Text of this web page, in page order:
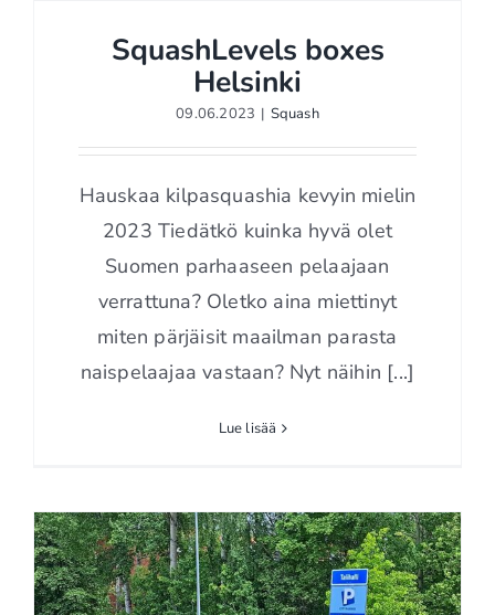
SquashLevels boxes
Helsinki
SquashLevels boxes
Helsinki
09.06.2023 | Squash
Hauskaa kilpasquashia kevyin mielin
2023 Tiedätkö kuinka hyvä olet
Suomen parhaaseen pelaajaan
verrattuna? Oletko aina miettinyt
miten pärjäisit maailman parasta
naispelaajaa vastaan? Nyt näihin [...]
Lue lisää